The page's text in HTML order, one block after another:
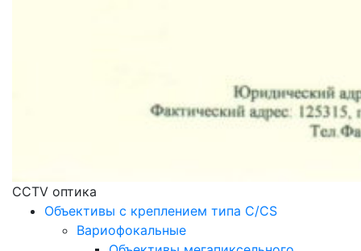
CCTV оптика
Объективы с креплением типа C/CS
Вариофокальные